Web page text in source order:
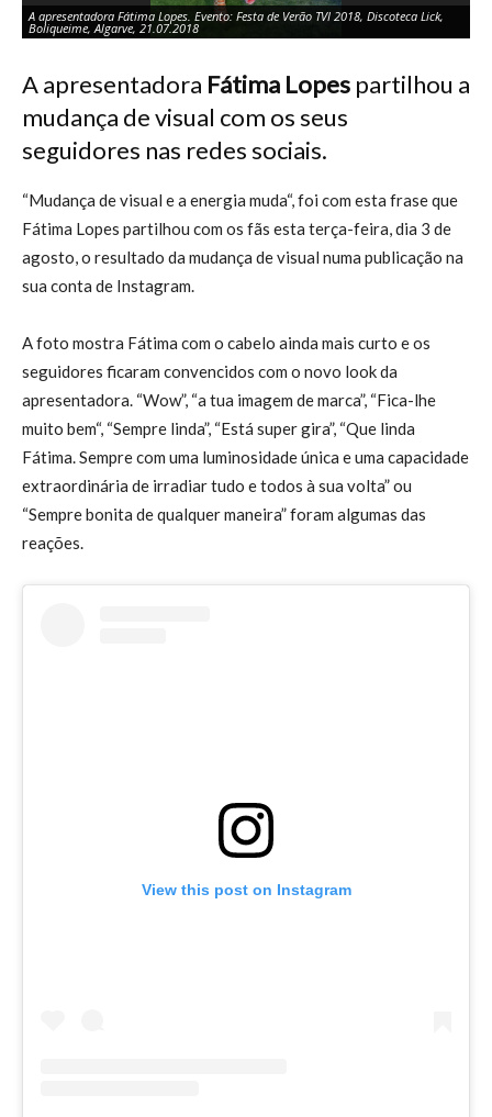
A apresentadora Fátima Lopes. Evento: Festa de Verão TVI 2018, Discoteca Lick,
Boliqueime, Algarve, 21.07.2018
A apresentadora Fátima Lopes partilhou a
mudança de visual com os seus
seguidores nas redes sociais.
“Mudança de visual e a energia muda“, foi com esta frase que
Fátima Lopes partilhou com os fãs esta terça-feira, dia 3 de
agosto, o resultado da mudança de visual numa publicação na
sua conta de Instagram.
A foto mostra Fátima com o cabelo ainda mais curto e os
seguidores ficaram convencidos com o novo look da
apresentadora. “Wow”, “a tua imagem de marca”, “Fica-lhe
muito bem“, “Sempre linda”, “Está super gira”, “Que linda
Fátima. Sempre com uma luminosidade única e uma capacidade
extraordinária de irradiar tudo e todos à sua volta” ou
“Sempre bonita de qualquer maneira” foram algumas das
reações.
View this post on Instagram